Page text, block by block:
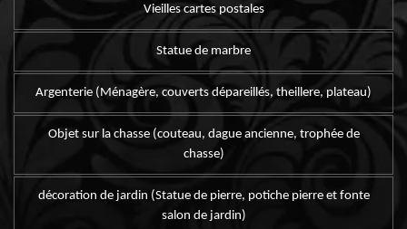
Vieilles cartes postales
Statue de marbre
Argenterie (Ménagère, couverts dépareillés, theillere, plateau)
Objet sur la chasse (couteau, dague ancienne, trophée de
chasse)
décoration de jardin (Statue de pierre, potiche pierre et fonte
salon de jardin)